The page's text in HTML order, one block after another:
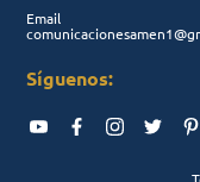
Email
Síguenos: